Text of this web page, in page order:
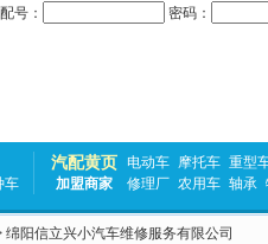
号： 密码：
车
汽配黄页 电动车 摩托车 重型
加盟商家
修理厂 农用车 轴承
绵阳信立兴小汽车维修服务有限公司